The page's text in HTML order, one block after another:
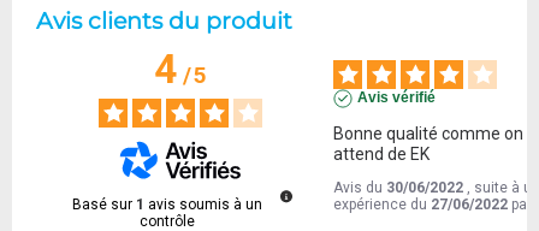
Avis clients du produit
4/5
Basé sur 1 avis soumis à un
contrôle
Avis vérifié
Bonne qualité comme on
attend de EK
Avis du 30/06/2022
, suite à
expérience du 27/06/2022 par